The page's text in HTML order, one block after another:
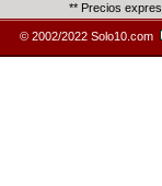
** Precios
© 2002/2022 Solo10.com